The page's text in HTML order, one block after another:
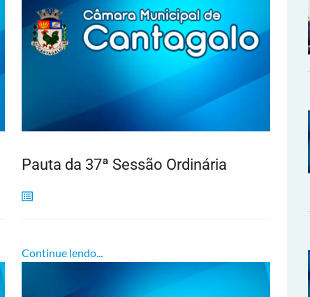
Pauta da 37ª Sessão Ordinária
Continue lendo...